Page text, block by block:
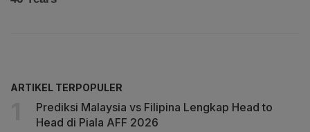
ARTIKEL TERPOPULER
Prediksi Malaysia vs Filipina Lengkap Head to
Head di Piala AFF 2026